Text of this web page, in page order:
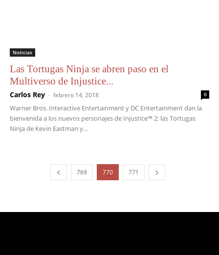
Noticias
Las Tortugas Ninja se abren paso en el
Multiverso de Injustice...
Carlos Rey - febrero 14, 2018 0
Warner Bros. Interactive Entertainment y DC Entertainment dan la
bienvenida a los nuevos personajes de Injustice™ 2: las Tortugas
Ninja de Kevin Eastman y...
769 770 771